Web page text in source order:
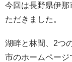
今回は長野県伊
ただきました。
湖畔と林間、2つ
市のホームページ